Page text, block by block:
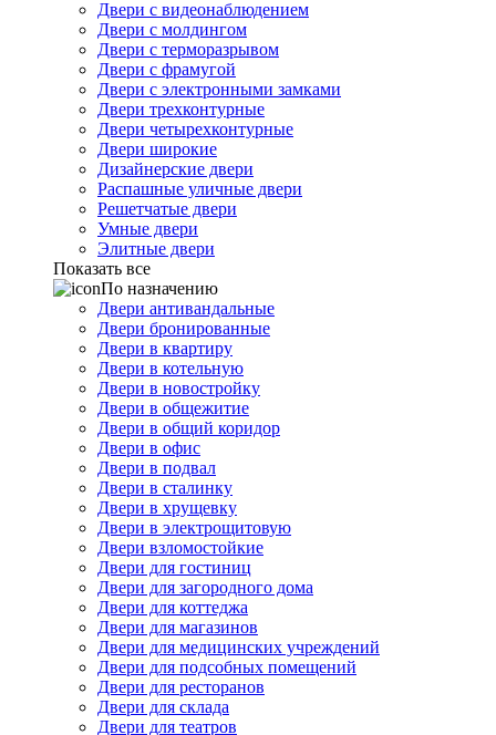
Двери с видеонаблюдением
Двери с молдингом
Двери с терморазрывом
Двери с фрамугой
Двери с электронными замками
Двери трехконтурные
Двери четырехконтурные
Двери широкие
Дизайнерские двери
Распашные уличные двери
Решетчатые двери
Умные двери
Элитные двери
Показать все
По назначению
Двери антивандальные
Двери бронированные
Двери в квартиру
Двери в котельную
Двери в новостройку
Двери в общежитие
Двери в общий коридор
Двери в офис
Двери в подвал
Двери в сталинку
Двери в хрущевку
Двери в электрощитовую
Двери взломостойкие
Двери для гостиниц
Двери для загородного дома
Двери для коттеджа
Двери для магазинов
Двери для медицинских учреждений
Двери для подсобных помещений
Двери для ресторанов
Двери для склада
Двери для театров